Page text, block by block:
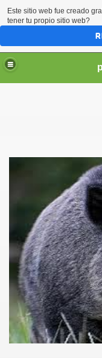
Este sitio web fue creado
tener tu propio sitio web?